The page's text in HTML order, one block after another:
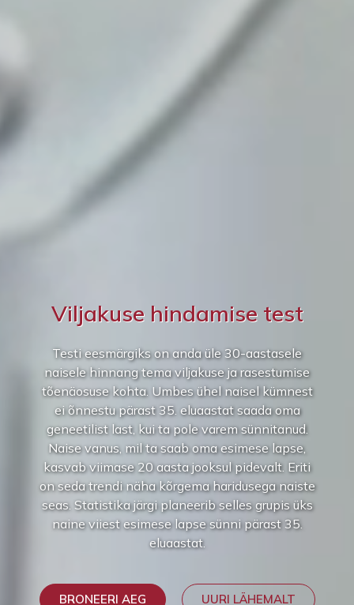
Viljakuse hindamise test
Testi eesmärgiks on anda üle 30-aastasele
naisele hinnang tema viljakuse ja rasestumise
tõenäosuse kohta. Umbes ühel naisel kümnest
ei õnnestu pärast 35. eluaastat saada oma
geneetilist last, kui ta pole varem sünnitanud.
Naise vanus, mil ta saab oma esimese lapse,
kasvab viimase 20 aasta jooksul pidevalt. Eriti
on seda trendi näha kõrgema haridusega naiste
seas. Statistika järgi planeerib selles grupis üks
naine viiest esimese lapse sünni pärast 35.
eluaastat.
BRONEERI AEG UURI LÄHEMALT